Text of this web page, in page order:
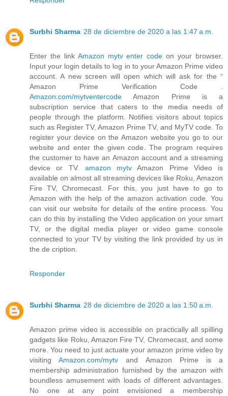
Surbhi Sharma 28 de diciembre de 2020 a las 1:47 a.m.
Enter the link Amazon mytv enter code on your browser.
Input your login details to log in to your Amazon Prime video
account. A new screen will open which will ask for the “
Amazon Prime Verification Code .
Amazon.com/mytventercode Amazon Prime is a
subscription service that caters to the media needs of
people through the platform. Notifies visitors about topics
such as Register TV, Amazon Prime TV, and MyTV code. To
register your device on the Amazon website you go to our
website and enter the given code. The program requires
the customer to have an Amazon account and a streaming
device or TV. amazon mytv Amazon Prime Video is
available on almost all streaming devices like Roku, Amazon
Fire TV, Chromecast. For this, you just have to go to
Amazon with the help of the amazon activation code. You
can visit our website for details of the entire process. You
can do this by installing the Video application on your smart
TV, or the digital media player or video game console
connected to your TV by visiting the link provided by us in
the de cription.
Responder
Surbhi Sharma 28 de diciembre de 2020 a las 1:50 a.m.
Amazon prime video is accessible on practically all spilling
gadgets like Roku, Amazon Fire TV, Chromecast, and some
more. You need to just actuate your amazon prime video by
visitingAmazon.com/mytv and Amazon Prime is a
membership administration furnished by the amazon with
boundless amusement with loads of different advantages.
No one at any point envisioned a membership